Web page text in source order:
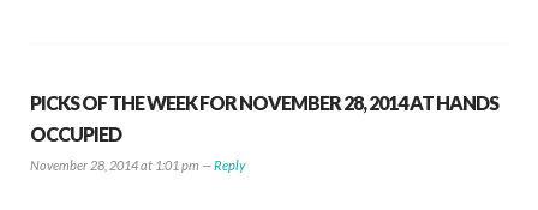
PICKS OF THE WEEK FOR NOVEMBER 28, 2014 AT HANDS
OCCUPIED
November 28, 2014 at 1:01 pm —Reply